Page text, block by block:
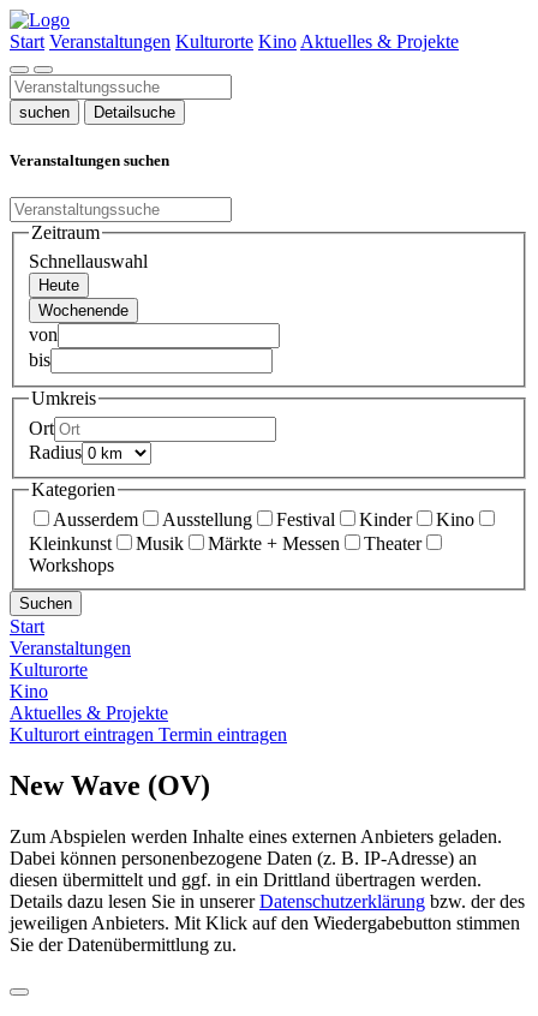
Start Veranstaltungen Kulturorte Kino Aktuelles & Projekte
suchen Detailsuche
Veranstaltungen suchen
Zeitraum
Schnellauswahl
Heute
Wochenende
von
bis
Umkreis
Ort
Radius
Kategorien
Ausserdem
Ausstellung Festival Kinder
Kino
Kleinkunst
Musik Märkte + Messen
Theater
Workshops
Suchen
Start
Veranstaltungen
Kulturorte
Kino
Aktuelles & Projekte
Kulturort eintragen Termin eintragen
New Wave (OV)
Zum Abspielen werden Inhalte eines externen Anbieters geladen.
Dabei können personenbezogene Daten (z. B. IP-Adresse) an
diesen übermittelt und ggf. in ein Drittland übertragen werden.
Details dazu lesen Sie in unsererDatenschutzerklärung bzw. der des
jeweiligen Anbieters. Mit Klick auf den Wiedergabebutton stimmen
Sie der Datenübermittlung zu.